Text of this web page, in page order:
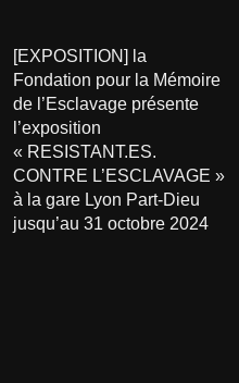
[EXPOSITION] la
Fondation pour la Mémoire
de l’Esclavage présente
l’exposition
« RESISTANT.ES.
CONTRE L’ESCLAVAGE »
à la gare Lyon Part-Dieu
jusqu’au 31 octobre 2024